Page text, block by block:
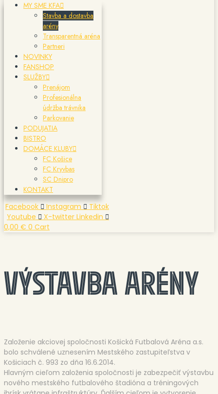
MY SME KFA
Stavba a dostavba
arény
Transparentná aréna
Partneri
NOVINKY
FANSHOP
SLUŽBY
Prenájom
Profesionálna
údržba trávnika
Parkovanie
PODUJATIA
BISTRO
DOMÁCE KLUBY
FC Košice
FC Kryvbas
SC Dnipro
KONTAKT
Facebook
Instagram
Tiktok
Youtube
X-twitter Linkedin
0,00 € 0 Cart
VÝSTAVBA ARÉNY
Založenie akciovej spoločnosti Košická Futbalová Aréna a.s.
bolo schválené uznesením Mestského zastupiteľstva v
Košiciach č. 993 zo dňa 16.6.2014.
Hlavným cieľom založenia spoločnosti je zabezpečiť výstavbu
nového mestského futbalového štadióna a tréningových